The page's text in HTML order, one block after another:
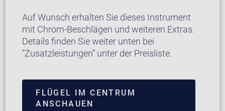
Auf Wunsch erhalten Sie dieses Instrument
mit Chrom-Beschlägen und weiteren Extras.
Details finden Sie weiter unten bei
“Zusatzleistungen” unter der Preisliste.
FLÜGEL IM CENTRUM
ANSCHAUEN